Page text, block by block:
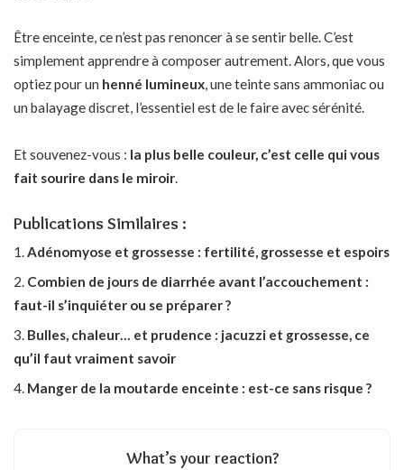
Être enceinte, ce n’est pas renoncer à se sentir belle. C’est
simplement apprendre à composer autrement. Alors, que vous
optiez pour un henné lumineux, une teinte sans ammoniac ou
un balayage discret, l’essentiel est de le faire avec sérénité.
Et souvenez-vous : la plus belle couleur, c’est celle qui vous
fait sourire dans le miroir.
Publications Similaires :
Adénomyose et grossesse : fertilité, grossesse et espoirs
Combien de jours de diarrhée avant l’accouchement :
faut-il s’inquiéter ou se préparer ?
Bulles, chaleur… et prudence : jacuzzi et grossesse, ce
qu’il faut vraiment savoir
Manger de la moutarde enceinte : est-ce sans risque ?
What’s your reaction?